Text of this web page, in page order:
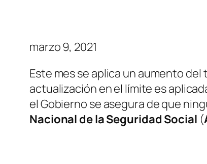
marzo 9, 2021
Este mes se aplica un aumento
actualización en el límite es
el Gobierno se asegura de que
Nacional de la Seguridad Social (